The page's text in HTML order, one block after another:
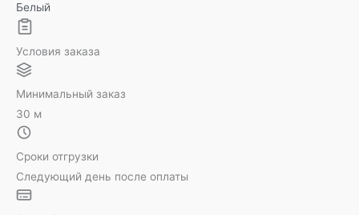
Белый
Условия заказа
Минимальный заказ
30 м
Сроки отгрузки
Следующий день после оплаты